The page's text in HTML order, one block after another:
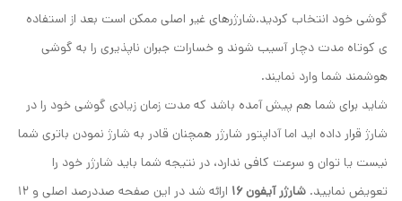
گوشی خود انتخاب کردید.شارژرهای غیر اصلی ممکن است بعد از استفاده
ی کوتاه مدت دچار آسیب شوند و خسارات جبران ناپذیری را به گوشی
هوشمند شما وارد نمایند.
شاید برای شما هم پیش آمده باشد که مدت زمان زیادی گوشی خود را در
شارژ قرار داده اید اما آداپتور شارژر همچنان قادر به شارژ نمودن باتری شما
نیست یا توان و سرعت کافی ندارد، در نتیجه شما باید شارژر خود را
تعویض نمایید. شارژر آیفون 16
ارائه شد در این صفحه صددرصد اصلی و 12